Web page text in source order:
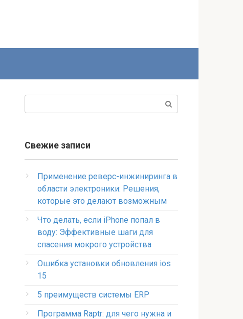
Свежие записи
Применение реверс-инжиниринга в
области электроники: Решения,
которые это делают возможным
Что делать, если iPhone попал в
воду: Эффективные шаги для
спасения мокрого устройства
Ошибка установки обновления ios
15
5 преимуществ системы ERP
Программа Raptr: для чего нужна и